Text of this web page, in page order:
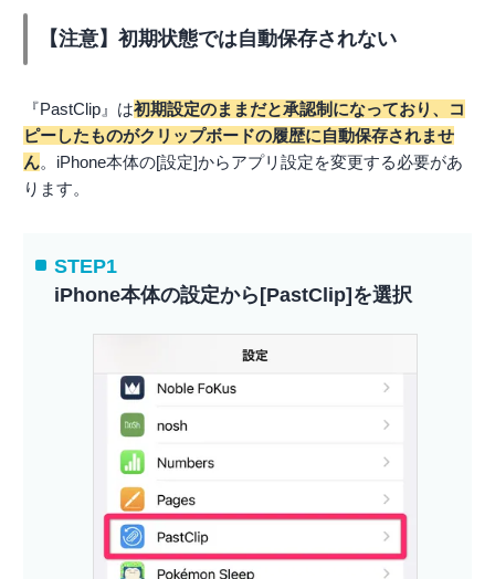
【注意】初期状態では自動保存されない
『PastClip』は初期設定のままだと承認制になっており、コ
ピーしたものがクリップボードの履歴に自動保存されませ
ん。iPhone本体の[設定]からアプリ設定を変更する必要があ
ります。
STEP1
iPhone本体の設定から[PastClip]を選択